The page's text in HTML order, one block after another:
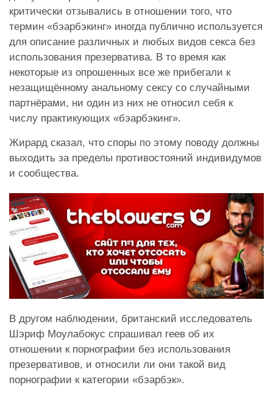
критически отзывались в отношении того, что
термин «бэарбэкинг» иногда публично используется
для описание различных и любых видов секса без
использования презерватива. В то время как
некоторые из опрошенных все же прибегали к
незащищённому анальному сексу со случайными
партнёрами, ни один из них не относил себя к
числу практикующих «бэарбэкинг».
Жирард сказал, что споры по этому поводу должны
выходить за пределы противостояний индивидумов
и сообщества.
В другом наблюдении, британский исследователь
Шэриф Моулабокус спрашивал геев об их
отношении к порнографии без использования
презервативов, и относили ли они такой вид
порнографии к категории «бэарбэк».